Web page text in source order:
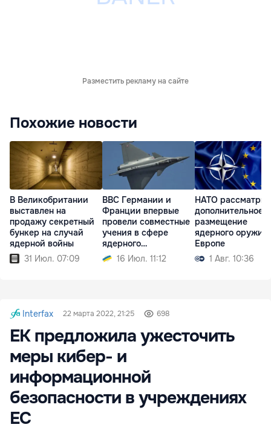
Разместить рекламу на сайте
Похожие новости
В Великобритании
выставлен на
продажу секретный
бункер на случай
ядерной войны
31 Июл. 07:09
ВВС Германии и
Франции впервые
провели совместные
учения в сфере
ядерного
сдерживания
16 Июл. 11:12
НАТО
дополнительное
размещение
ядерного оружия
Европе
1 Авг. 10:36
Interfax 22 марта 2022, 21:25 698
ЕК предложила ужесточить
меры кибер- и
информационной
безопасности в учреждениях
ЕС